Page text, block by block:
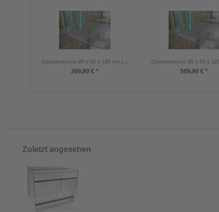
Glasterrarium 80 x 60 x 120 cm (...
369,90 € *
Glasterrarium 80 x 60 x
509,90 € *
Zuletzt angesehen